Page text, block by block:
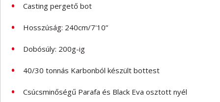
Casting pergető bot
Hosszúság: 240cm/7'10”
Dobósúly: 200g-ig
40/30 tonnás Karbonból készült bottest
Csúcsminőségű Parafa és Black Eva osztott nyél